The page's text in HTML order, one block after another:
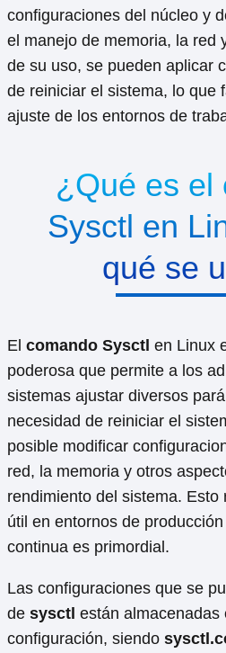
configuraciones del núcleo y
el manejo de memoria, la red
de su uso, se pueden aplicar
de reiniciar el sistema, lo que
ajuste de los entornos de
¿Qué es el
Sysctl en
qué se
El comando Sysctl en Linux
poderosa que permite a los
sistemas ajustar diversos
necesidad de reiniciar el
posible modificar
red, la memoria y otros
rendimiento del sistema. Esto
útil en entornos de
continua es primordial.
Las configuraciones que se
de sysctl están almacenadas
configuración, siendo